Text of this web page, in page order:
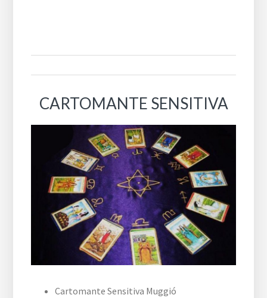
CARTOMANTE SENSITIVA
Cartomante Sensitiva Muggió